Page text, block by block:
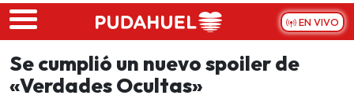
Skip to main content
EN VIVO
Se cumplió un nuevo spoiler de
«Verdades Ocultas»